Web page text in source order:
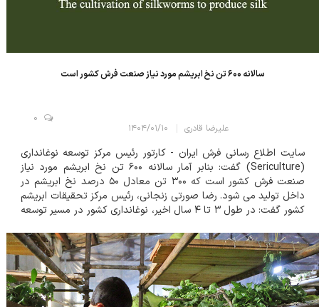
سالانه ۶۰۰ تن نخ ابریشم مورد نیاز صنعت فرش کشور است
علیرضا قادری ۱۴۰۴/۰۱/۱۰
0
سایت اطلاع رسانی فرش ایران - کارتور رئیس مرکز توسعه نوغانداری
(Sericulture) گفت: بنابر آمار سالانه ۶۰۰ تن نخ ابریشم مورد نیاز
صنعت فرش کشور است که ۳۰۰ تن معادل ۵۰ درصد نخ ابریشم در
داخل تولید می شود. رضا صورتی زنجانی، رئیس مرکز تحقیقات ابریشم
کشور گفت: در طول ۳ تا ۴ سال اخیر، نوغانداری کشور در مسیر توسعه
روند قابل قبولی د...